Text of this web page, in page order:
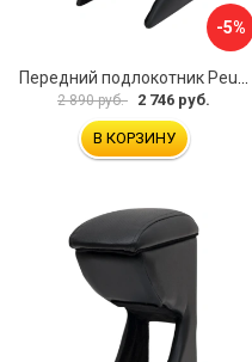
-5%
Передний подлокотник Peugeot 107 2006-2011 AVTOLIDER1 PP-Peugeot-107-01
2 890 руб. 2 746 руб.
В КОРЗИНУ